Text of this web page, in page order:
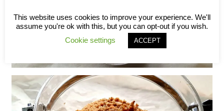
This website uses cookies to improve your experience. We'll
assume you're ok with this, but you can opt-out if you wish.
Cookie settings
ACCEPT